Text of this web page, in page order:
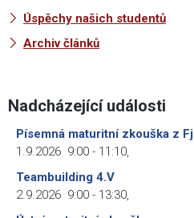
Úspěchy našich studentů
Archiv článků
Nadcházející události
Písemná maturitní zkouška z Fj
1.9.2026 9:00 - 11:10,
Teambuilding 4.V
2.9.2026 9:00 - 13:30,